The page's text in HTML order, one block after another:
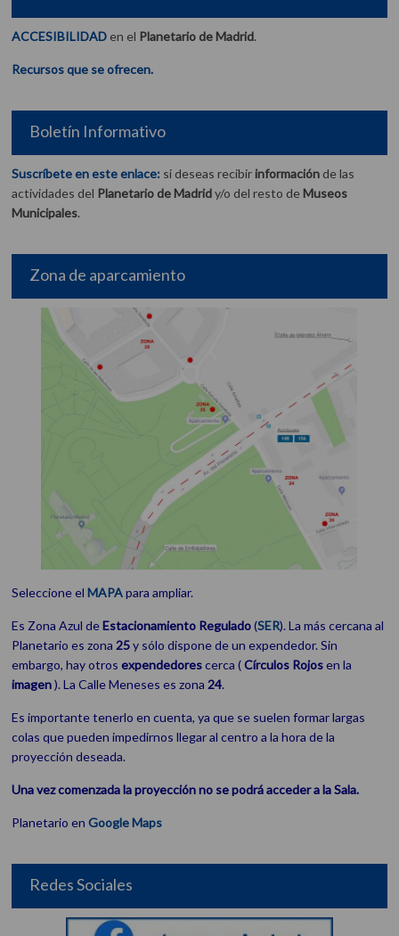
ACCESIBILIDAD en el Planetario de Madrid.
Recursos que se ofrecen.
Boletín Informativo
Suscríbete en este enlace: si deseas recibirinformación de las
actividades del Planetario de Madridy/o del resto deMuseos
Municipales.
Zona de aparcamiento
Seleccione elMAPApara ampliar.
Es Zona Azul deEstacionamiento Regulado(SER). La más cercana al
Planetario es zona25y sólo dispone de un expendedor. Sin
embargo, hay otrosexpendedorescerca (Círculos Rojosen la
imagen). La Calle Meneses es zona24.
Es importante tenerlo en cuenta, ya que se suelen formar largas
colas que pueden impedirnos llegar al centro a la hora de la
proyección deseada.
Una vez comenzada la proyección no se podrá acceder a la Sala.
Planetario enGoogle Maps
Redes Sociales